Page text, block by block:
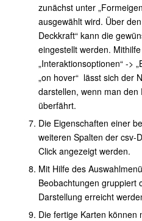
zunächst unter
ausgewählt wird. Über
Deckkraft“ kann die
eingestellt werden.
„Interaktionsoptionen“ ->
„on hover“ lässt sich der
darstellen, wenn man
überfährt.
Die Eigenschaften einer
weiteren Spalten der csv-
Click angezeigt werden.
Mit Hilfe des
Beobachtungen gruppiert
Darstellung erreicht
Die fertige Karten können